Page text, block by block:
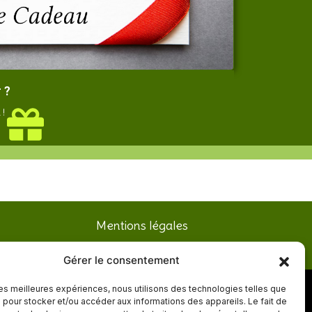
Gérer le consentement
meilleures expériences, nous utilisons des technologies telles que
stocker et/ou accéder aux informations des appareils. Le fait de
?
Mentions légales
Contact